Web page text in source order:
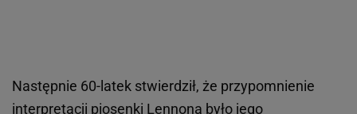
Następnie 60-latek stwierdził, że przypomnienie
interpretacji piosenki Lennona było jego